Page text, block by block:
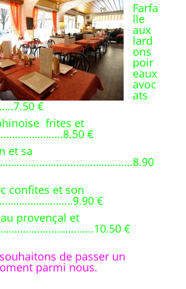
Farfa
lle
aux
lard
ons
poir
eaux
avoc
ats
€
frites et
€
et sa
confites et son
€
provençal et
€
de passer un
parmi nous.